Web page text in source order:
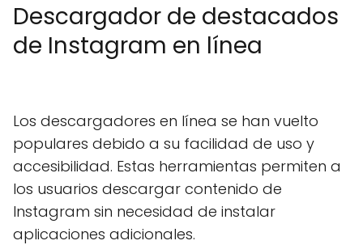
Descargador de destacados
de Instagram en línea
Los descargadores en línea se han vuelto
populares debido a su facilidad de uso y
accesibilidad. Estas herramientas permiten a
los usuarios descargar contenido de
Instagram sin necesidad de instalar
aplicaciones adicionales.